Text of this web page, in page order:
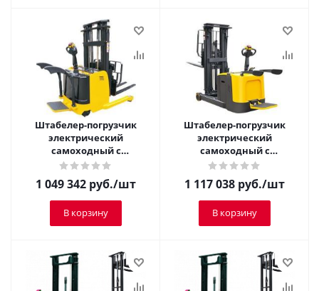
Штабелер-погрузчик
электрический
самоходный с
платформой TOR 1,25 т 2,0
м CQDH12A-I
1 049 342 руб./шт
В корзину
Штабелер-погрузчик
электрический
самоходный с
платформой TOR 1,5 т 3,0
м CQD15R
1 117 038 руб./шт
В корзину